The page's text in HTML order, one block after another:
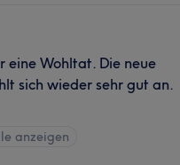
eine Wohltat. Die neue
sich wieder sehr gut an.
anzeigen